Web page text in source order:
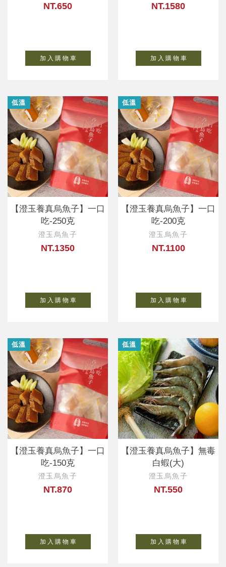
NT.650
加 入 購 物 車
NT.1580
加 入 購 物 車
低溫
【澄玉養真烏魚子】一口
吃-250克
澄玉烏魚子
NT.1350
加 入 購 物 車
低溫
【澄玉養真烏魚子】一口
吃-200克
澄玉烏魚子
NT.1100
加 入 購 物 車
低溫
【澄玉養真烏魚子】一口
吃-150克
澄玉烏魚子
NT.870
加 入 購 物 車
低溫
【澄玉養真烏魚子】無毒
白蝦(大)
澄玉烏魚子
NT.550
加 入 購 物 車